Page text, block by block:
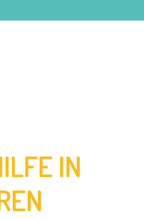
IN